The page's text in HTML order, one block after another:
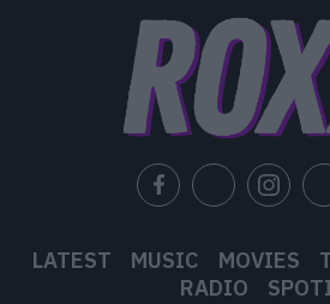
LATEST MUSIC MOVIES
RADIO